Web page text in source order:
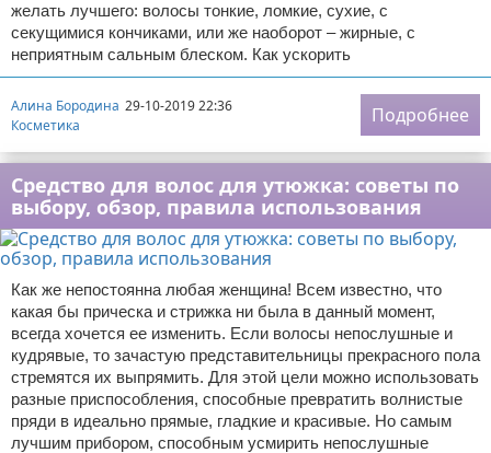
желать лучшего: волосы тонкие, ломкие, сухие, с
секущимися кончиками, или же наоборот – жирные, с
неприятным сальным блеском. Как ускорить
Алина Бородина 29-10-2019 22:36
Косметика
Подробнее
Средство для волос для утюжка: советы по
выбору, обзор, правила использования
Как же непостоянна любая женщина! Всем известно, что
какая бы прическа и стрижка ни была в данный момент,
всегда хочется ее изменить. Если волосы непослушные и
кудрявые, то зачастую представительницы прекрасного пола
стремятся их выпрямить. Для этой цели можно использовать
разные приспособления, способные превратить волнистые
пряди в идеально прямые, гладкие и красивые. Но самым
лучшим прибором, способным усмирить непослушные